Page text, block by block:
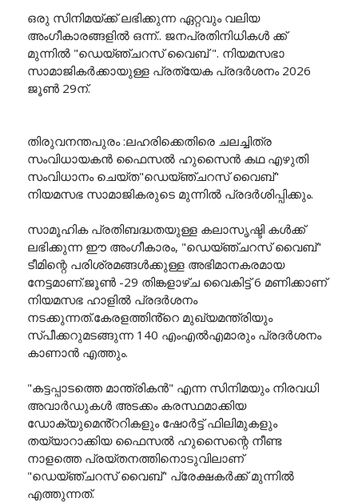
ഒരു സിനിമയ്ക്ക് ലഭിക്കുന്ന ഏറ്റവും വലിയ
അംഗീകാരങ്ങളിൽ ഒന്ന്.. ജനപ്രതിനിധികൾ ക്ക്
മുന്നിൽ "ഡെയ്ഞ്ചറസ് വൈബ് ". നിയമസഭാ
സാമാജികർക്കായുള്ള പ്രത്യേക പ്രദർശനം 2026
ജൂൺ 29ന്.
തിരുവനന്തപുരം :ലഹരിക്കെതിരെ ചലച്ചിത്ര
സംവിധായകൻ ഫൈസൽ ഹുസൈൻ കഥ എഴുതി
സംവിധാനം ചെയ്ത"ഡെയ്ഞ്ചറസ് വൈബ്"
നിയമസഭ സാമാജികരുടെ മുന്നിൽ പ്രദർശിപ്പിക്കും.
സാമൂഹിക പ്രതിബദ്ധതയുള്ള കലാസൃഷ്ടി കൾക്ക്
ലഭിക്കുന്ന ഈ അംഗീകാരം, "ഡെയ്ഞ്ചറസ് വൈബ്"
ടീമിന്റെ പരിശ്രമങ്ങൾക്കുള്ള അഭിമാനകരമായ
നേട്ടമാണ്.ജൂൺ -29 തിങ്കളാഴ്ച വൈകിട്ട് 6 മണിക്കാണ്
നിയമസഭ ഹാളിൽ പ്രദർശനം
നടക്കുന്നത്.കേരളത്തിൻ്റെ മുഖ്യമന്ത്രിയും
സ്പീക്കറുമടങ്ങുന്ന 140 എംഎൽഎമാരും പ്രദർശനം
കാണാൻ എത്തും.
"കട്ടപ്പാടത്തെ മാന്ത്രികൻ" എന്ന സിനിമയും നിരവധി
അവാർഡുകൾ അടക്കം കരസ്ഥമാക്കിയ
ഡോക്യുമെൻ്ററികളും ഷോർട്ട് ഫിലിമുകളും
തയ്യാറാക്കിയ ഫൈസൽ ഹുസൈന്റെ നീണ്ട
നാളത്തെ പ്രയ്തനത്തിനൊടുവിലാണ്
"ഡെയ്ഞ്ചറസ് വൈബ്" പ്രേക്ഷകർക്ക് മുന്നിൽ
എത്തുന്നത്.